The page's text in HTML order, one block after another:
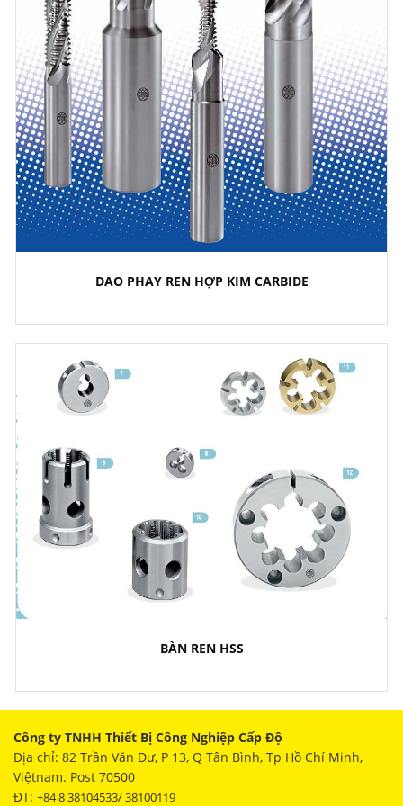
DAO PHAY REN HỢP KIM CARBIDE
BÀN REN HSS
Công ty TNHH Thiết Bị Công Nghiệp Cấp Độ
Địa chỉ: 82 Trần Văn Dư, P 13, Q Tân Bình, Tp Hồ Chí Minh,
Việtnam. Post 70500
ĐT: +84 8 38104533/ 38100119